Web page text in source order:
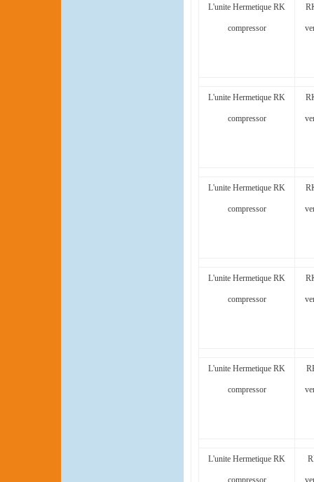
L'unite Hermetique RK
compressor
L'unite Hermetique RK
compressor
L'unite Hermetique RK
compressor
L'unite Hermetique RK
compressor
L'unite Hermetique RK
compressor
L'unite Hermetique RK
compressor